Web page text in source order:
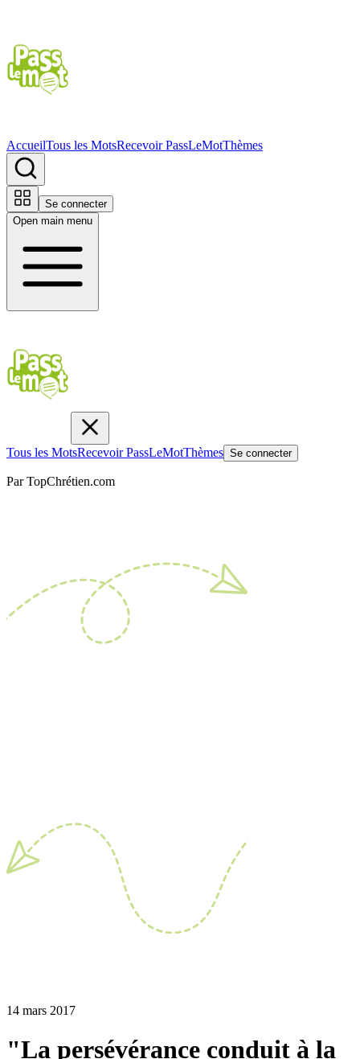
AccueilTous les MotsRecevoir PassLeMotThèmes
Se connecter
Open main menu
Tous les MotsRecevoir PassLeMotThèmes Se connecter
Par TopChrétien.com
14 mars 2017
"La persévérance conduit à la